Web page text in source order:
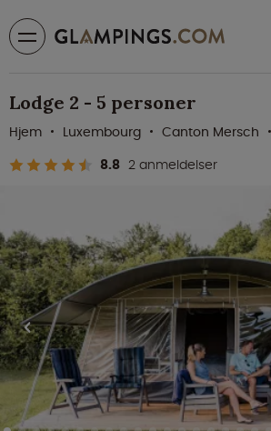
Lodge 2 - 5 personer
8.8 2 anmeldelser
Hjem Luxembourg Canton Mersch